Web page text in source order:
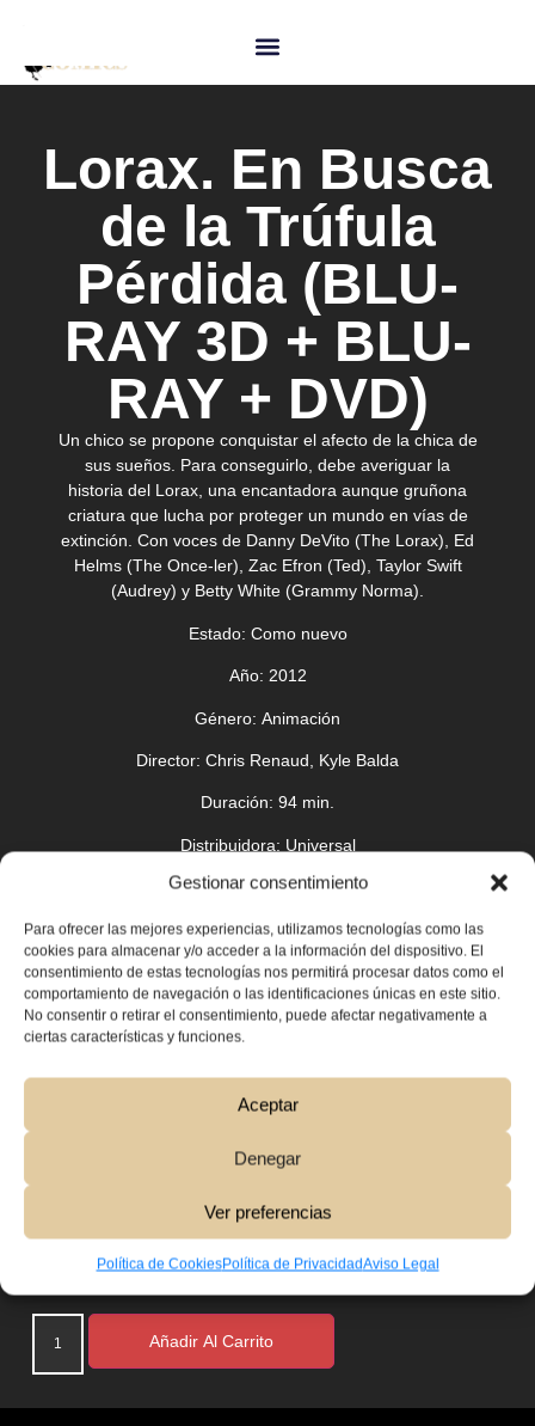
Gestionar consentimiento
Para ofrecer las mejores experiencias, utilizamos tecnologías como las
cookies para almacenar y/o acceder a la información del dispositivo. El
consentimiento de estas tecnologías nos permitirá procesar datos como el
comportamiento de navegación o las identificaciones únicas en este sitio.
No consentir o retirar el consentimiento, puede afectar negativamente a
ciertas características y funciones.
Aceptar
Denegar
Ver preferencias
Política de CookiesPolítica de PrivacidadAviso Legal
Lorax. En Busca
de la Trúfula
Pérdida (BLU-
RAY 3D + BLU-
RAY + DVD)
Un chico se propone conquistar el afecto de la chica de
sus sueños. Para conseguirlo, debe averiguar la
historia del Lorax, una encantadora aunque gruñona
criatura que lucha por proteger un mundo en vías de
extinción. Con voces de Danny DeVito (The Lorax), Ed
Helms (The Once-ler), Zac Efron (Ted), Taylor Swift
(Audrey) y Betty White (Grammy Norma).
Estado: Como nuevo
Año: 2012
Género: Animación
Director: Chris Renaud, Kyle Balda
Duración: 94 min.
Distribuidora: Universal
Añadir Al Carrito